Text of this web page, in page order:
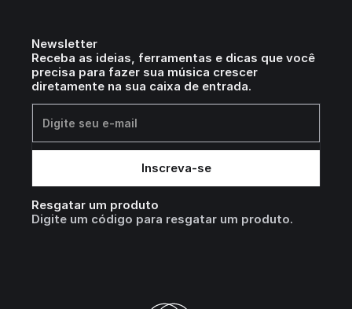
Newsletter
Receba as ideias, ferramentas e dicas que você
precisa para fazer sua música crescer
diretamente na sua caixa de entrada.
Resgatar um produto
Digite um código para resgatar um produto.